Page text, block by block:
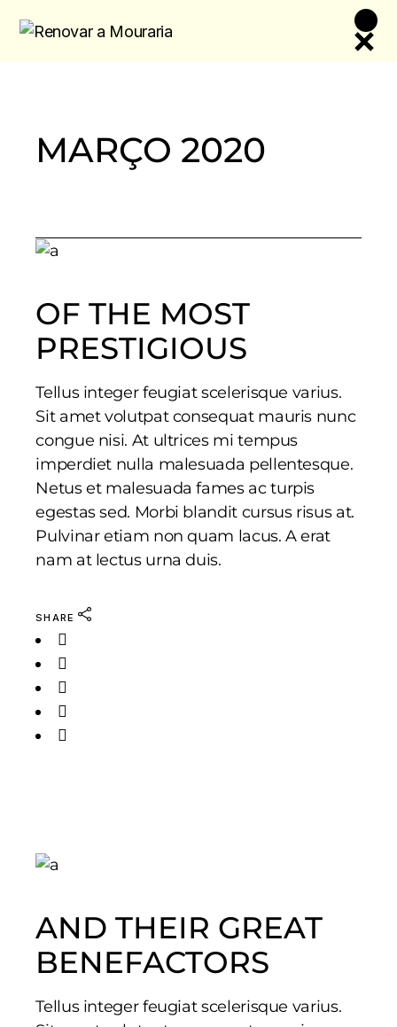
the
MARÇO 2020
OF THE MOST
PRESTIGIOUS
Tellus integer feugiat scelerisque varius.
Sit amet volutpat consequat mauris nunc
congue nisi. At ultrices mi tempus
imperdiet nulla malesuada pellentesque.
Netus et malesuada fames ac turpis
egestas sed. Morbi blandit cursus risus at.
Pulvinar etiam non quam lacus. A erat
nam at lectus urna duis.
SHARE
AND THEIR GREAT
BENEFACTORS
Tellus integer feugiat scelerisque varius.